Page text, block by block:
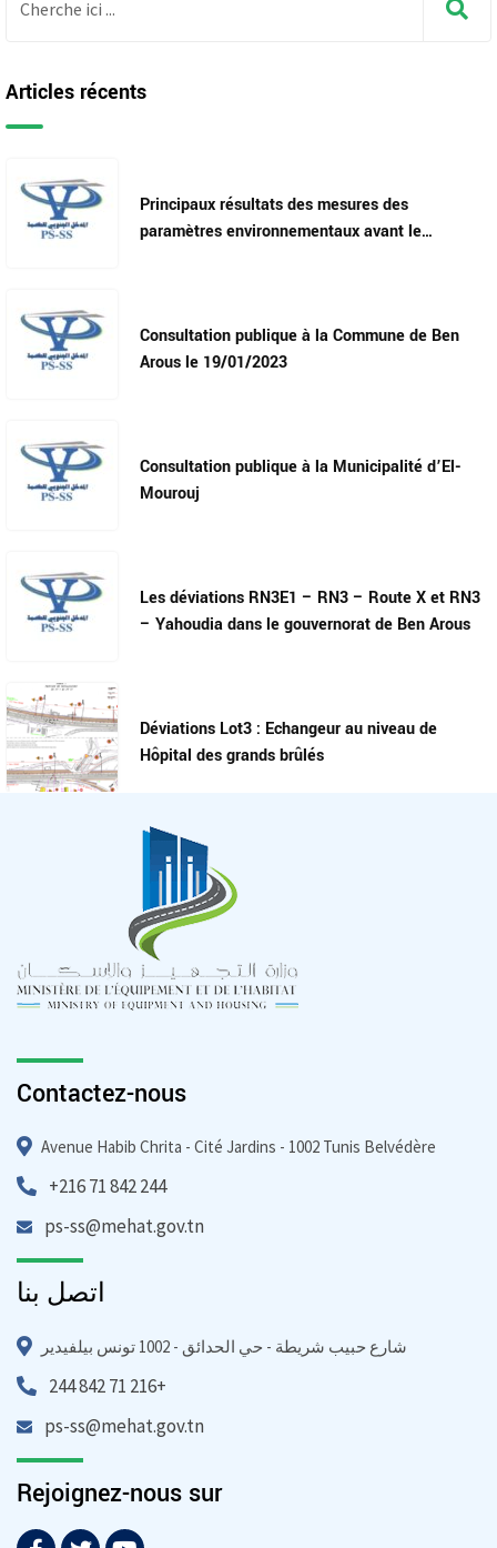
Articles récents
Principaux résultats des mesures des
paramètres environnementaux avant le
Consultation publique à la Commune de Ben
Arous le 19/01/2023
Consultation publique à la Municipalité d’El-
Mourouj
Les déviations RN3E1 – RN3 – Route X et RN3
– Yahoudia dans le gouvernorat de Ben Arous
Déviations Lot3 : Echangeur au niveau de
Hôpital des grands brûlés
Contactez-nous
Avenue Habib Chrita - Cité Jardins - 1002 Tunis Belvédère
+216 71 842 244
ps-ss@mehat.gov.tn
اتصل بنا
شارع حبيب شريطة - حي الحدائق - 1002 تونس بيلفيدير
244 842 71 216+
ps-ss@mehat.gov.tn
Rejoignez-nous sur